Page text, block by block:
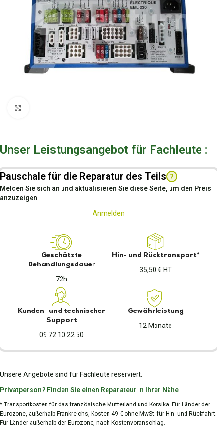
Unser Leistungsangebot für Fachleute :
Pauschale für die Reparatur des Teils ?
Melden Sie sich an und aktualisieren Sie diese Seite, um den Preis
anzuzeigen
Anmelden
Geschätzte
Behandlungsdauer
72h
Hin- und Rücktransport*
35,50 € HT
Kunden- und technischer
Support
09 72 10 22 50
Gewährleistung
12 Monate
Unsere Angebote sind für Fachleute reserviert.
Privatperson? Finden Sie einen Reparateur in Ihrer Nähe
* Transportkosten für das französische Mutterland und Korsika. Für Länder der
Eurozone, außerhalb Frankreichs, Kosten 49 € ohne MwSt. für Hin- und Rückfahrt.
Für Länder außerhalb der Eurozone, nach Kostenvoranschlag.